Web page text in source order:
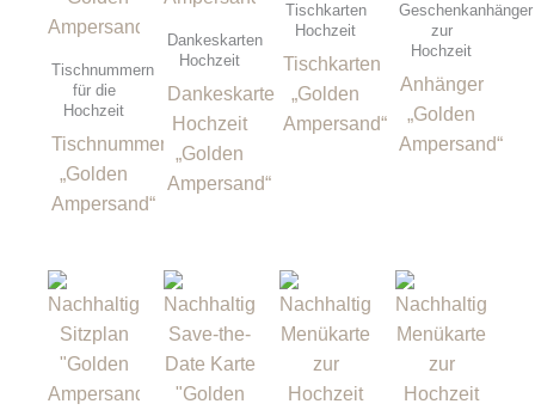
Tischnummern
für die
Hochzeit
Tischnummern
„Golden
Ampersand“
Dankeskarten
Hochzeit
Dankeskarte
Hochzeit
„Golden
Ampersand“
Tischkarten
Hochzeit
Tischkarten
„Golden
Ampersand“
Geschenkanhänger
zur
Hochzeit
Anhänger
„Golden
Ampersand“